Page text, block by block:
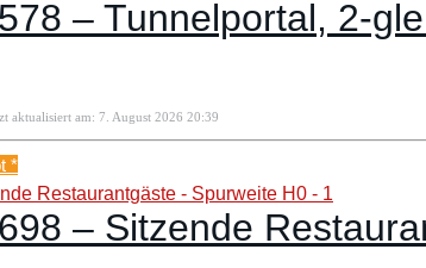
– Tunnelportal, 2-
aktualisiert am: 7. August 2026 20:39
*
– Sitzende